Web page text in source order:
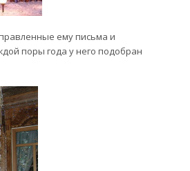
ему письма и
поры года у него подобран